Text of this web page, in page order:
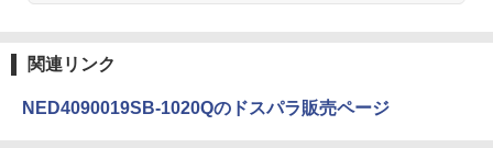
関連リンク
NED4090019SB-1020Qのドスパラ販売ページ